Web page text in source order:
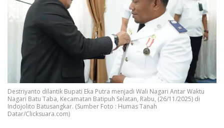
Destriyanto dilantik Bupati Eka Putra menjadi Wali Nagari Antar Waktu
Nagari Batu Taba, Kecamatan Batipuh Selatan, Rabu, (26/11/2025) di
Indojolito Batusangkar. (Sumber Foto : Humas Tanah
Datar/Clicksuara.com)